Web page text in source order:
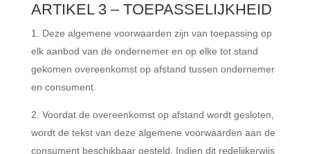
ARTIKEL 3 – TOEPASSELIJKHEID
Deze algemene voorwaarden zijn van toepassing op
elk aanbod van de ondernemer en op elke tot stand
gekomen overeenkomst op afstand tussen ondernemer
en consument.
Voordat de overeenkomst op afstand wordt gesloten,
wordt de tekst van deze algemene voorwaarden aan de
consument beschikbaar gesteld. Indien dit redelijkerwijs